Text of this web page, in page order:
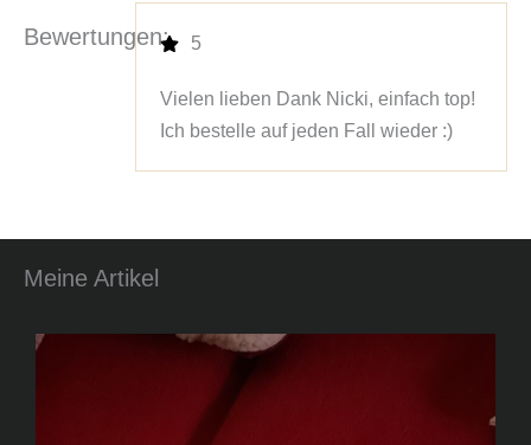
Bewertungen: 5
Vielen lieben Dank Nicki, einfach top!
Ich bestelle auf jeden Fall wieder :)
Meine Artikel